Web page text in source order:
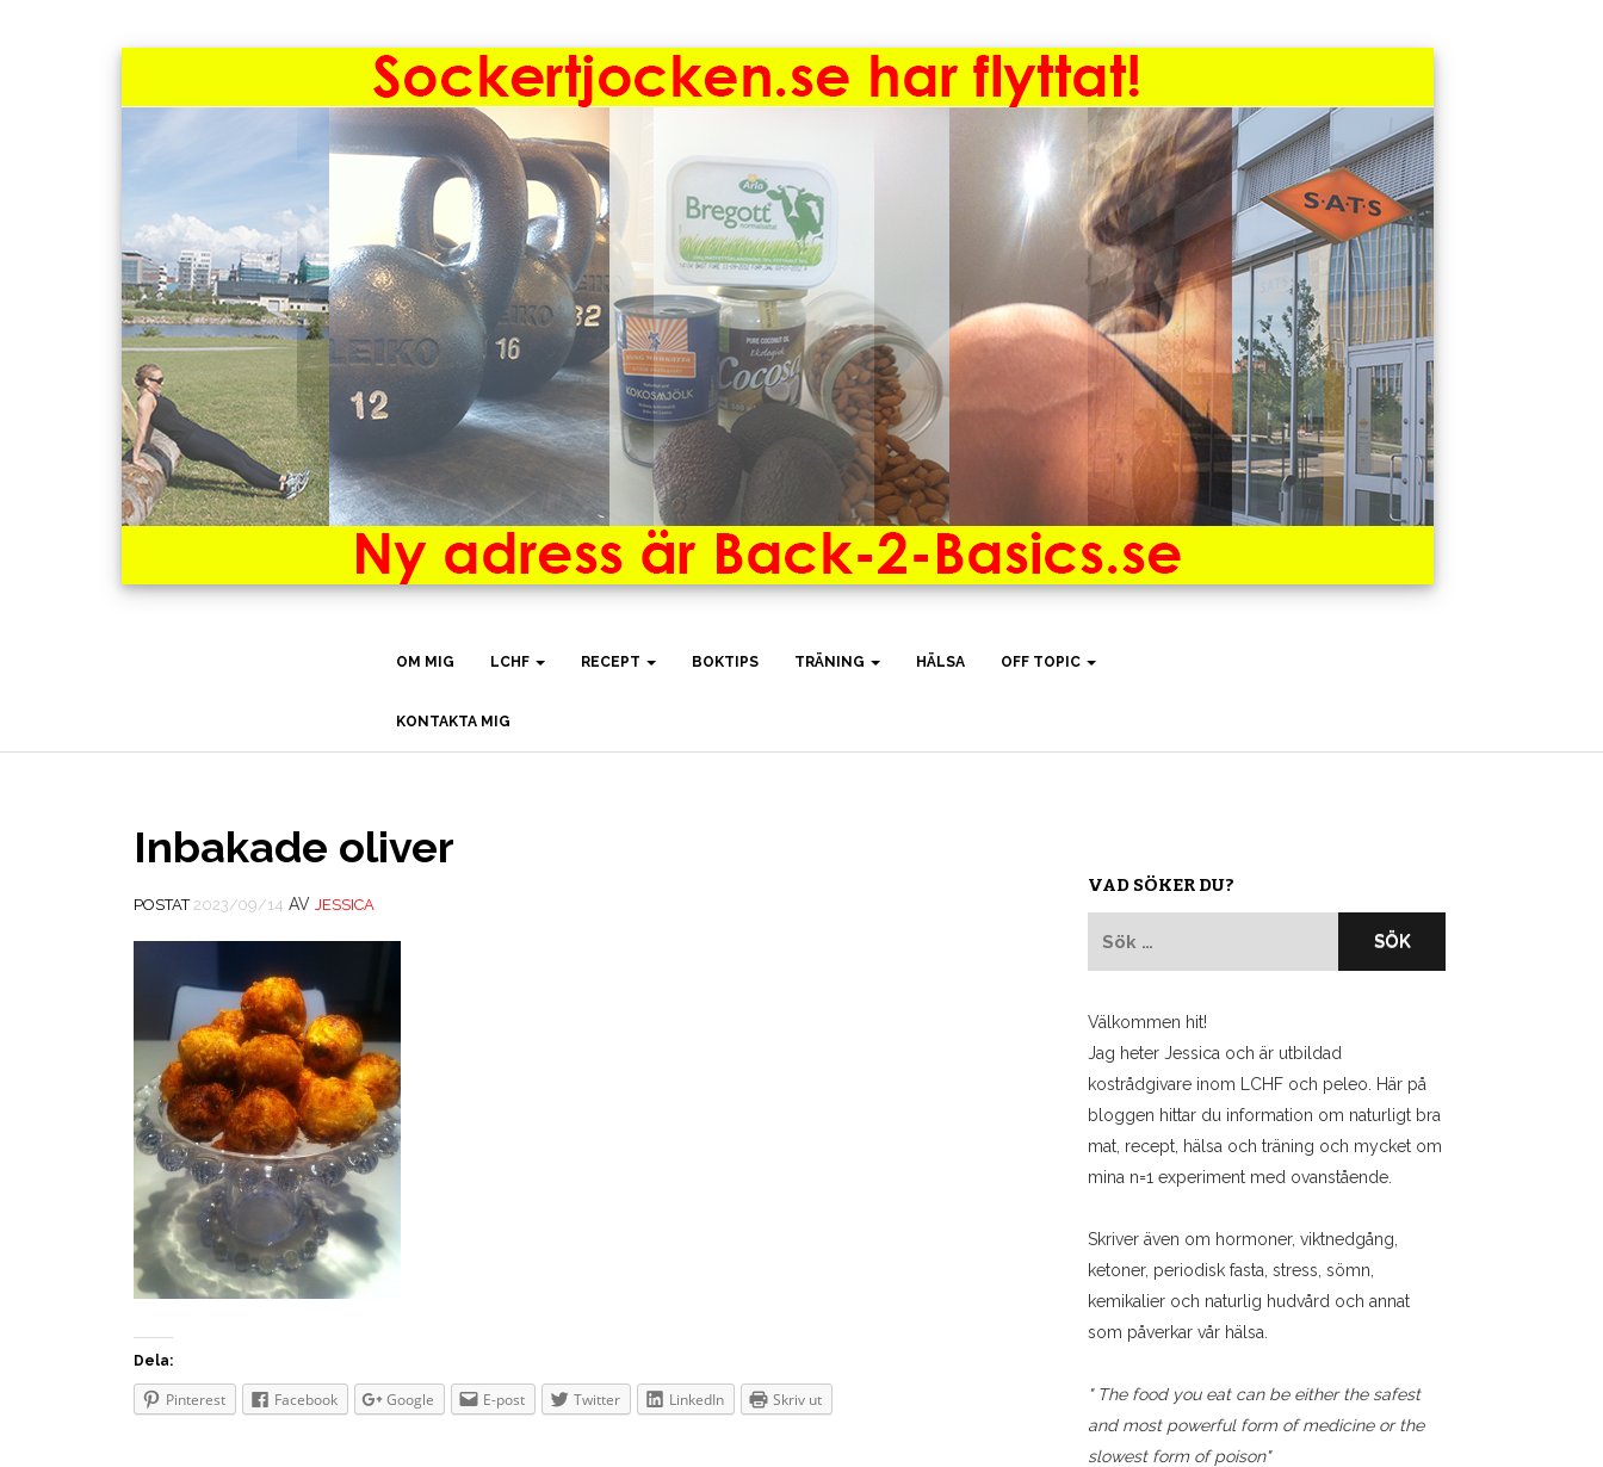
OM MIG LCHF RECEPT BOKTIPS TRÄNING HÄLSA OFF TOPIC
KONTAKTA MIG
Inbakade oliver
POSTAT 2023/09/14 AV JESSICA
Dela:
Pinterest Facebook Google E-post Twitter LinkedIn Skriv ut
VAD SÖKER DU?
Välkommen hit!
Jag heter Jessica och är utbildad
kostrådgivare inom LCHF och peleo. Här på
bloggen hittar du information om naturligt bra
mat, recept, hälsa och träning och mycket om
mina n=1 experiment med ovanstående.
Skriver även om hormoner, viktnedgång,
ketoner, periodisk fasta, stress, sömn,
kemikalier och naturlig hudvård och annat
som påverkar vår hälsa.
" The food you eat can be either the safest
and most powerful form of medicine or the
slowest form of poison"